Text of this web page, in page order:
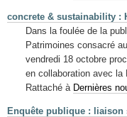
concrete & sustainability :
Dans la foulée de la
Patrimoines consacré
vendredi 18 octobre
en collaboration avec la
Rattaché à Dernières
Enquête publique :